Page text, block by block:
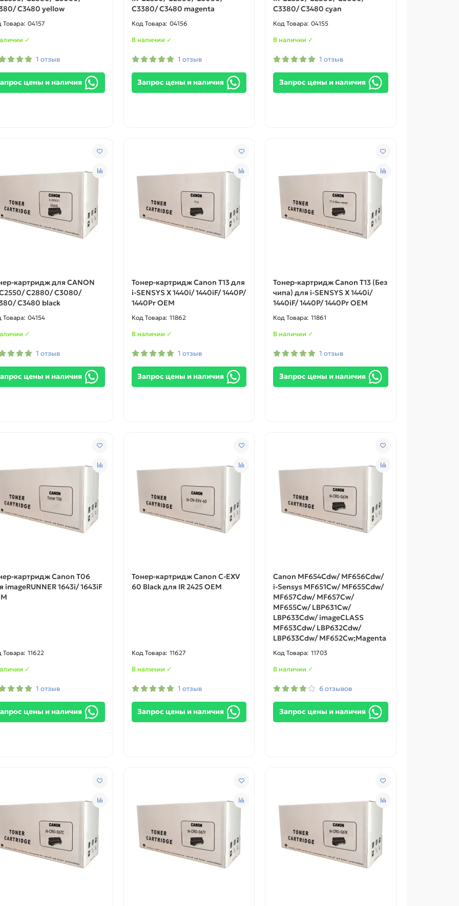
C3480 yellow
04157
✓
1 отзыв
цены и наличия
C3380/ C3480 magenta
04156
В наличии ✓
1 отзыв
Запрос цены и наличия
C3380/ C3480 cyan
04155
В наличии ✓
1 отзыв
Запрос цены и наличия
картридж для CANON
C2880/ C3080/
C3480 black
04154
✓
1 отзыв
цены и наличия
Тонер-картридж Canon T13 для
i-SENSYS X 1440i/ 1440iF/ 1440P/
1440Pr OEM
11862
В наличии ✓
1 отзыв
Запрос цены и наличия
Тонер-картридж Canon T13 (Без
чипа) для i-SENSYS X 1440i/
1440iF/ 1440P/ 1440Pr OEM
11861
В наличии ✓
1 отзыв
Запрос цены и наличия
картридж Canon T06
imageRUNNER 1643i/ 1643iF
11622
✓
1 отзыв
цены и наличия
Тонер-картридж Canon C-EXV
60 Black для IR 2425 OEM
11627
В наличии ✓
1 отзыв
Запрос цены и наличия
Canon MF654Cdw/ MF656Cdw/
i-Sensys MF651Cw/ MF655Cdw/
MF657Cdw/ MF657Cw/
MF655Cw/ LBP631Cw/
LBP633Cdw/ imageCLASS
MF653Cdw/ LBP632Cdw/
LBP633Cdw/ MF652Cw;Magenta
11703
В наличии ✓
6 отзывов
Запрос цены и наличия